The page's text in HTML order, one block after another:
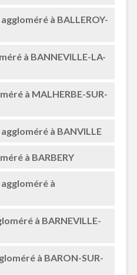
à BALLEROY-
à BANNEVILLE-LA-
à MALHERBE-SUR-
à BANVILLE
à BARBERY
à
à BARNEVILLE-
à BARON-SUR-